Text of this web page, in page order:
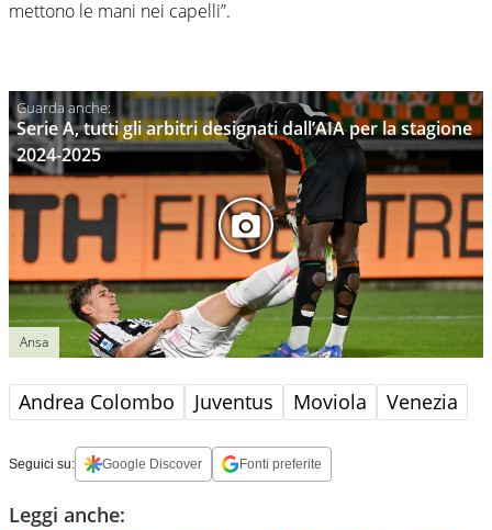
mettono le mani nei capelli”.
Serie A, tutti gli arbitri designati dall’AIA per la stagione
2024-2025
Ansa
Andrea Colombo Juventus Moviola Venezia
Seguici su: Google Discover Fonti preferite
Leggi anche: